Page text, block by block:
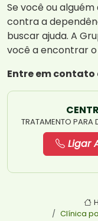
Se você ou
contra a
buscar ajuda. A
você a encontrar
Entre em contato
TRATAMENTO PARA
Ligar
Clínica